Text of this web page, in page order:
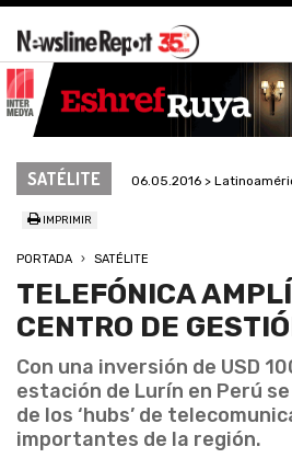
SATÉLITE 06.05.2016 >
IMPRIMIR
PORTADA SATÉLITE
TELEFÓNICA
CENTRO DE
Con una inversión de USD
estación de Lurín en Perú
de los ‘hubs’ de
importantes de la región.